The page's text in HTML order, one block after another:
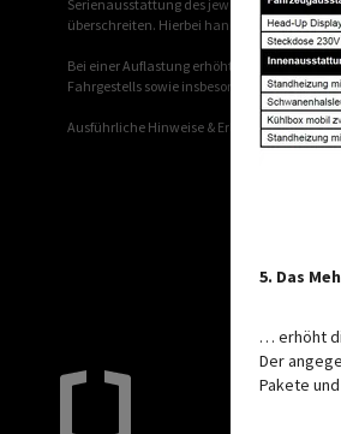
Serienausstattung des jeweiligen Modells
überschreiten. Hierbei handelt es sich um
Bei einer Auflastung erhöht sich die
Fahrgestells sowie insbesondere das
Ausführliche Hinweise & Erläuterungen zur
5. Das
… erhöht
Der
Pakete